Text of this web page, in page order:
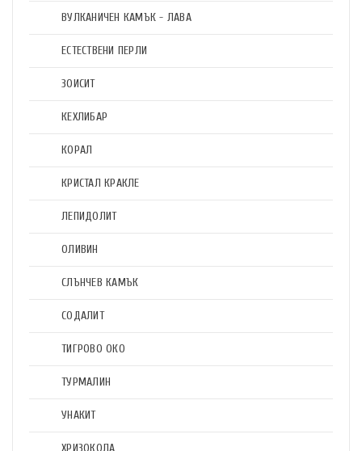
ВУЛКАНИЧЕН КАМЪК - ЛАВА
ЕСТЕСТВЕНИ ПЕРЛИ
ЗОИСИТ
КЕХЛИБАР
КОРАЛ
КРИСТАЛ КРАКЛЕ
ЛЕПИДОЛИТ
ОЛИВИН
СЛЪНЧЕВ КАМЪК
СОДАЛИТ
ТИГРОВО ОКО
ТУРМАЛИН
УНАКИТ
ХРИЗОКОЛА